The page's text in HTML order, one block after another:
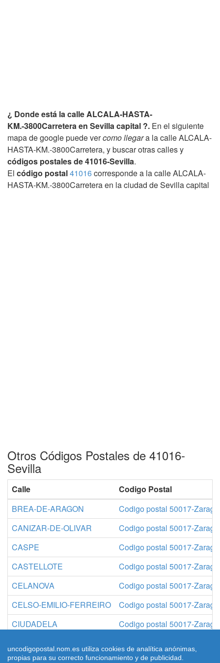
¿ Donde está la calle ALCALA-HASTA-
KM.-3800Carretera en Sevilla capital ?. En el siguiente
mapa de google puede vercomo llegara la calle ALCALA-
HASTA-KM.-3800Carretera, y buscar otras calles y
códigos postales de 41016-Sevilla.
El código postal41016corresponde a la calle ALCALA-
HASTA-KM.-3800Carretera en la ciudad de Sevilla capital
Otros Códigos Postales de 41016-
Sevilla
Calle
Codigo Postal
BREA-DE-ARAGON
Codigo postal 50017-
CANIZAR-DE-OLIVAR
Codigo postal 50017-
CASPE
Codigo postal 50017-
CASTELLOTE
Codigo postal 50017-
CELANOVA
Codigo postal 50017-
CELSO-EMILIO-FERREIRO
Codigo postal 50017-
CIUDADELA
Codigo postal 50017-
uncodigopostal.nom.es utiliza cookies de analítica anónimas,
propias para su correcto funcionamiento y de publicidad.